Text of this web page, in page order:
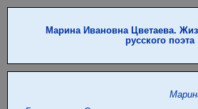
Марина Ивановна Цветаева.
русского поэта